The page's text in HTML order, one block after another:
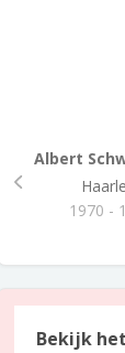
Albert
1970 -
Bekijk